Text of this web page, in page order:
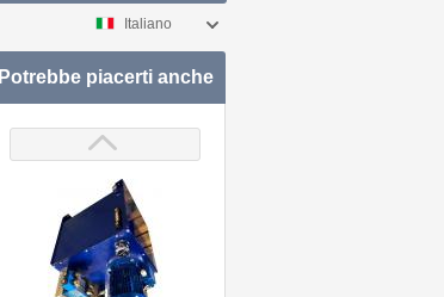
Italiano
Potrebbe piacerti anche